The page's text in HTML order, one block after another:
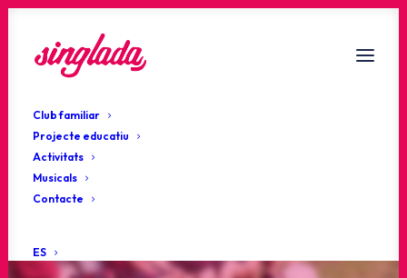
Club familiar
Projecte educatiu
Activitats
Musicals
Contacte
ES